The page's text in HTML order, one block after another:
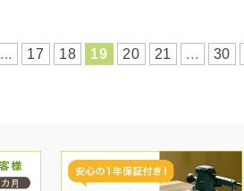
... 17 18 19 20 21 ... 30